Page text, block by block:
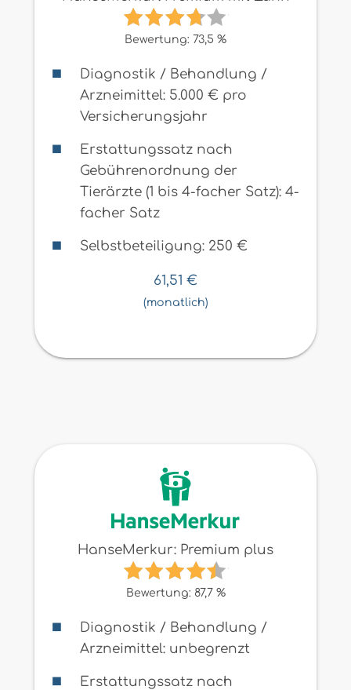
Bewertung: 73,5 %
Diagnostik / Behandlung /
Arzneimittel: 5.000 € pro
Versicherungsjahr
Erstattungssatz nach
Gebührenordnung der
Tierärzte (1 bis 4-facher Satz): 4-
facher Satz
Selbstbeteiligung: 250 €
61,51 €
(monatlich)
HanseMerkur: Premium plus
Bewertung: 87,7 %
Diagnostik / Behandlung /
Arzneimittel: unbegrenzt
Erstattungssatz nach